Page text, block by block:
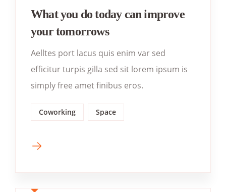
What you do today can improve
your tomorrows
Aelltes port lacus quis enim var sed
efficitur turpis gilla sed sit lorem ipsum is
simply free amet finibus eros.
Coworking Space